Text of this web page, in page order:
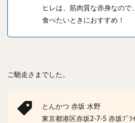
ヒレは、筋肉質な赤身なので
食べたいときにおすすめ！
ご馳走さまでした。
とんかつ 赤坂 水野
東京都港区赤坂2-7-5 赤坂ﾌﾞﾗ